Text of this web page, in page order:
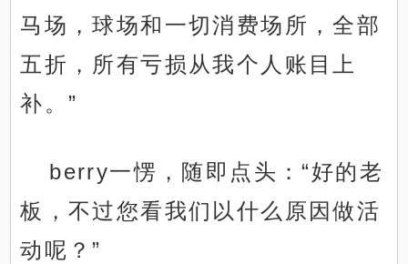
马场，球场和一切消费场所，全部
五折，所有亏损从我个人账目上
补。”
berry一愣，随即点头：“好的老
板，不过您看我们以什么原因做活
动呢？”